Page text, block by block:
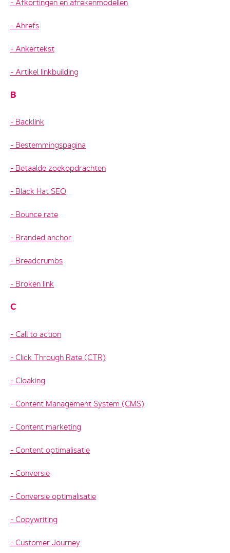
Afkortingen en afrekenmodellen
Ahrefs
Ankertekst
Artikel linkbuilding
B
Backlink
Bestemmingspagina
Betaalde zoekopdrachten
Black Hat SEO
Bounce rate
Branded anchor
Breadcrumbs
Broken link
C
Call to action
Click Through Rate (CTR)
Cloaking
Content Management System (CMS)
Content marketing
Content optimalisatie
Conversie
Conversie optimalisatie
Copywriting
Customer Journey